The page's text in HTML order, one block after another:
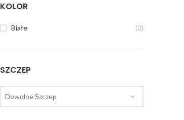
KOLOR
Białe (2)
SZCZEP
Dowolne Szczep